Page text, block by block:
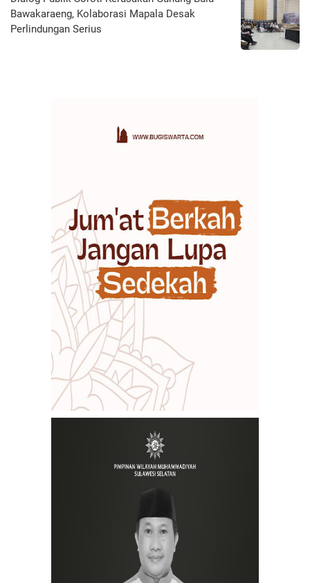
Bawakaraeng, Kolaborasi Mapala Desak
Perlindungan Serius